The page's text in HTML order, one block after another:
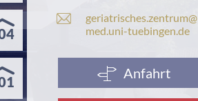
E
-
a
a
geriatrisches.​zentrum@​
med.​uni-​tuebingen.​de
Anfahrt